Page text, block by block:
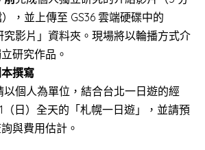
，並上傳至 GS36 雲端硬碟中的
究影片」資料夾。現場將以輪播方式介
研究作品。
撰寫
個人為單位，結合台北一日遊的經
日）全天的「札幌一日遊」，並請預
與費用估計。